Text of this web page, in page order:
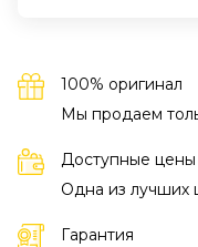
100% оригинал
Мы продаем
Доступные цены
Одна из лучших
Гарантия